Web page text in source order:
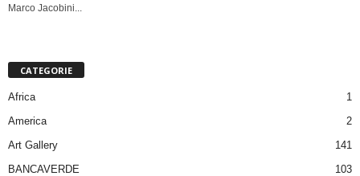
Marco Jacobini...
CATEGORIE
Africa
1
America
2
Art Gallery
141
BANCAVERDE
103